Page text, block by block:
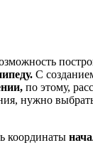
С
по этому,
нужно
координаты